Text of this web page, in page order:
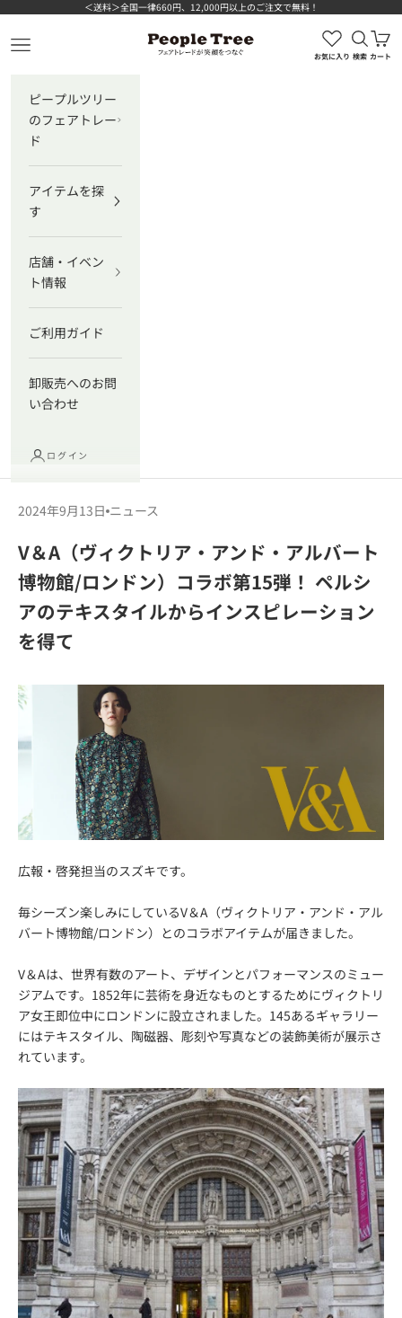
コンテンツへスキップ＜送料＞全国一律660円、12,000円以上のご注文で無料！
ピープルツリー公式オンラインショップ
メニューを開く
お気に入り
検索を
検索
カ
カート
ピープルツリー
のフェアトレー
ド
アイテムを探
す
店舗・イベン
ト情報
ご利用ガイド
卸販売へのお問
い合わせ
ログイン
2024年9月13日 ニュース
V＆A（ヴィクトリア・アンド・アルバート
博物館/ロンドン）コラボ第15弾！ ペルシ
アのテキスタイルからインスピレーション
を得て
広報・啓発担当のスズキです。
毎シーズン楽しみにしているV＆A（ヴィクトリア・アンド・アル
バート博物館/ロンドン）とのコラボアイテムが届きました。
V＆Aは、世界有数のアート、デザインとパフォーマンスのミュー
ジアムです。1852年に芸術を身近なものとするためにヴィクトリ
ア女王即位中にロンドンに設立されました。145あるギャラリー
にはテキスタイル、陶磁器、彫刻や写真などの装飾美術が展示さ
れています。